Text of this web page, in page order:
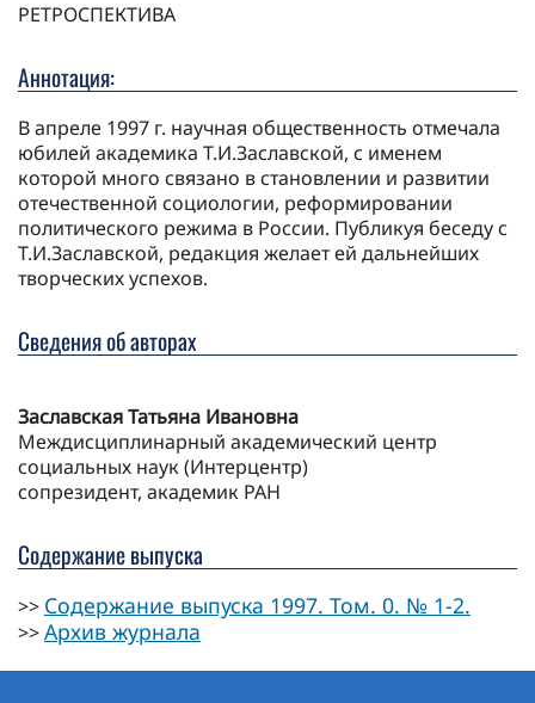
РЕТРОСПЕКТИВА
Аннотация:
В апреле 1997 г. научная общественность отмечала
юбилей академика Т.И.Заславской, с именем
которой много связано в становлении и развитии
отечественной социологии, реформировании
политического режима в России. Публикуя беседу с
Т.И.Заславской, редакция желает ей дальнейших
творческих успехов.
Сведения об авторах
Заславская Татьяна Ивановна
Междисциплинарный академический центр
социальных наук (Интерцентр)
сопрезидент, академик РАН
Содержание выпуска
>> Содержание выпуска 1997. Том. 0. № 1-2.
>>Архив журнала